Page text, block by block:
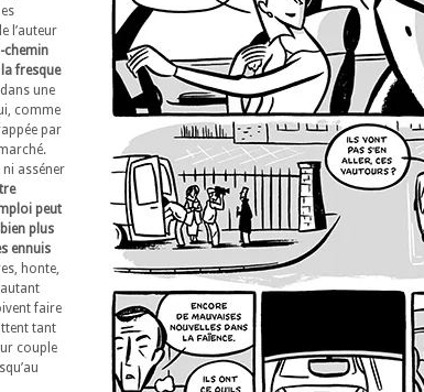
l’auteur
chemin
fresque
une
comme
par
asséner
peut
plus
ennuis
honte,
faire
tant
couple